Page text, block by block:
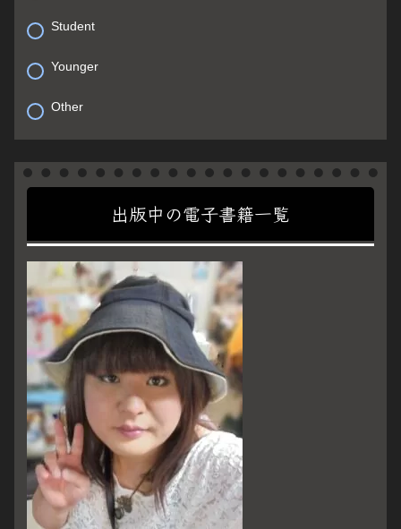
Student
Younger
Other
出版中の電子書籍一覧